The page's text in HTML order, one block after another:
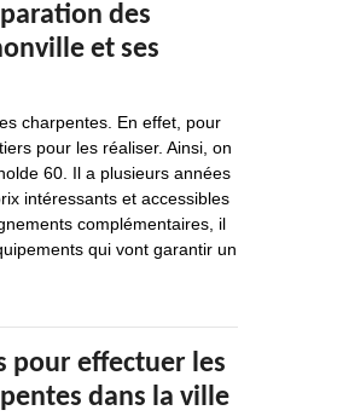
des
et ses
charpentes. En effet, pour
pour les réaliser. Ainsi, on
60. Il a plusieurs années
intéressants et accessibles
complémentaires, il
qui vont garantir un
pour effectuer les
dans la ville